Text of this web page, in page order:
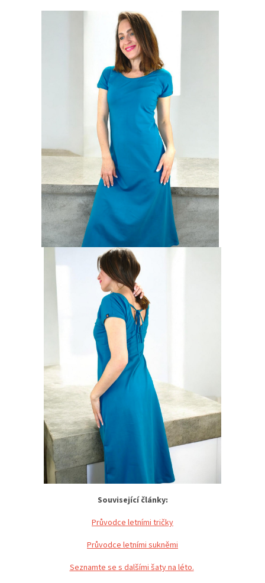
Související články:
Průvodce letními tričky
Průvodce letními sukněmi
Seznamte se s dalšími šaty na léto.